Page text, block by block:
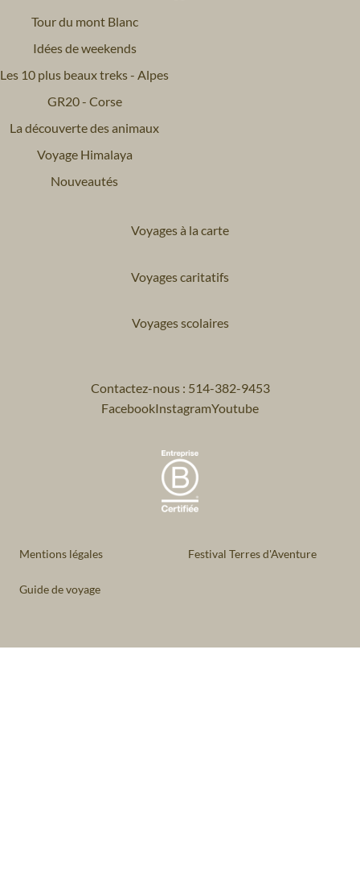
Tour du mont Blanc
Idées de weekends
Les 10 plus beaux treks - Alpes
GR20 - Corse
La découverte des animaux
Voyage Himalaya
Nouveautés
Voyages à la carte
Voyages caritatifs
Voyages scolaires
Contactez-nous : 514-382-9453
FacebookInstagramYoutube
Mentions légales Festival Terres d'Aventure
Guide de voyage